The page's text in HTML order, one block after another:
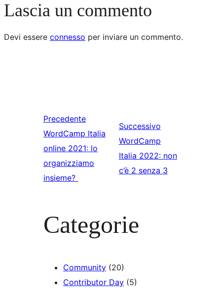
Lascia un commento
Devi essere connesso per inviare un commento.
Precedente
WordCamp Italia
online 2021: lo
organizziamo
insieme?
Successivo
WordCamp
Italia 2022: non
c’è 2 senza 3
Categorie
Community (20)
Contributor Day (5)